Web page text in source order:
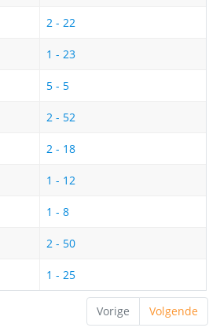
2 - 22
1 - 23
5 - 5
2 - 52
2 - 18
1 - 12
1 - 8
2 - 50
1 - 25
Vorige Volgende